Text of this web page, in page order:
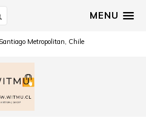
MENU
Metropolitan, Chile